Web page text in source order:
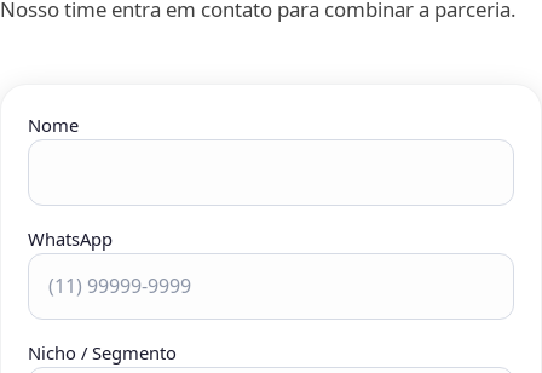
Nosso time entra em contato para combinar a parceria.
Nome
WhatsApp
Nicho / Segmento